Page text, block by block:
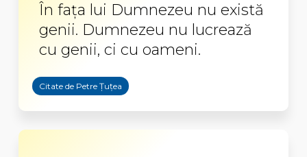
În fața lui Dumnezeu nu există
genii. Dumnezeu nu lucrează
cu genii, ci cu oameni.
Citate de Petre Țuțea